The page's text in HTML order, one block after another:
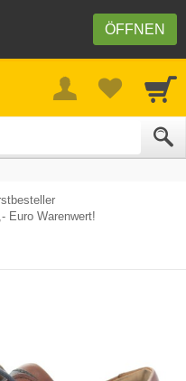
ÖFFNEN
Euro Warenwert!